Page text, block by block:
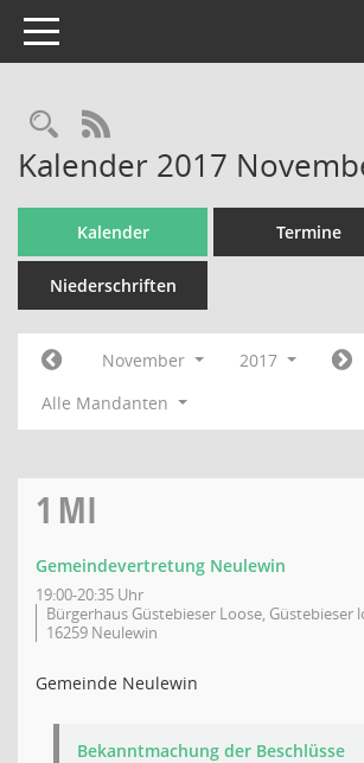
Toggle navigation
Rechercheauswahl
RSS-Feed
Kalender 2017
Kalender Termine
Niederschriften
November 2017
Alle Mandanten
1 MI
Gemeindevertretung Neulewin
19:00-20:35 Uhr
Bürgerhaus Güstebieser Loose, Güstebieser
16259 Neulewin
Gemeinde Neulewin
Bekanntmachung der Beschlüsse